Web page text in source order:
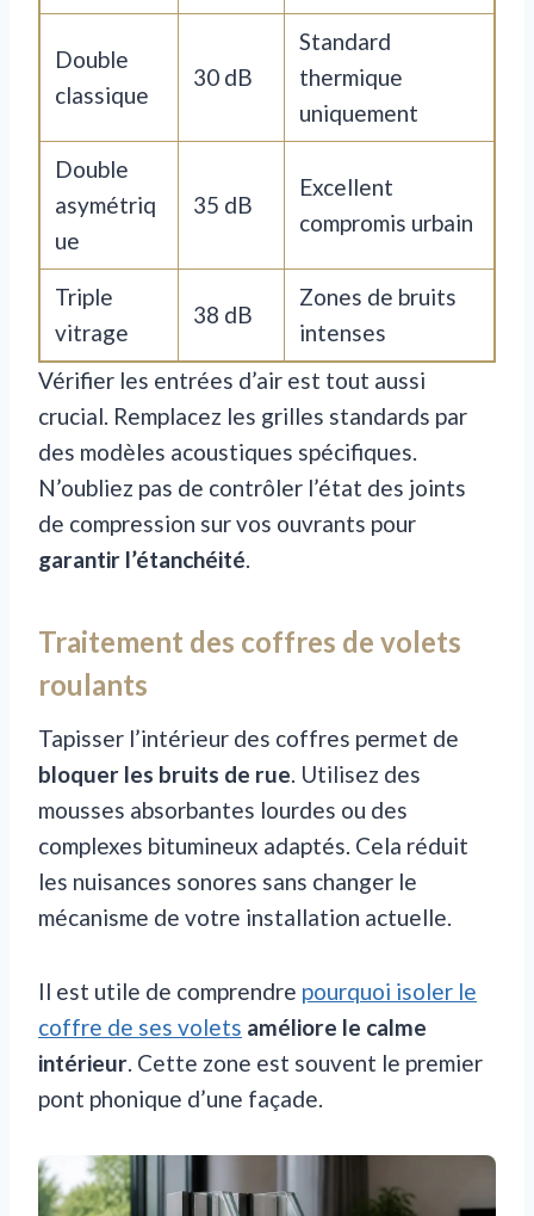
Double
classique
30 dB
Standard
thermique
uniquement
Double
asymétriq
ue
35 dB
Excellent
compromis urbain
Triple
vitrage
38 dB
Zones de bruits
intenses
Vérifier les entrées d’air est tout aussi
crucial. Remplacez les grilles standards par
des modèles acoustiques spécifiques.
N’oubliez pas de contrôler l’état des joints
de compression sur vos ouvrants pour
garantir l’étanchéité
Traitement des coffres de volets
roulants
Tapisser l’intérieur des coffres permet de
bloquer les bruits de rue . Utilisez des
mousses absorbantes lourdes ou des
complexes bitumineux adaptés. Cela réduit
les nuisances sonores sans changer le
mécanisme de votre installation actuelle.
Il est utile de comprendre pourquoi isoler le
coffre de ses volets améliore le calme
intérieur . Cette zone est souvent le premier
pont phonique d’une façade.